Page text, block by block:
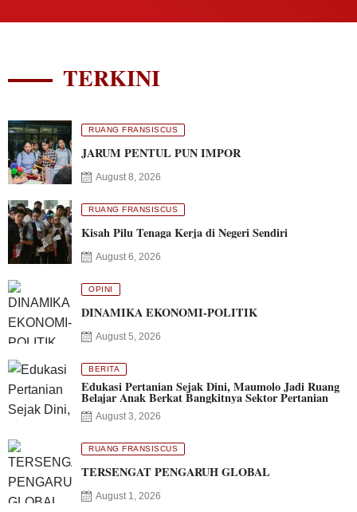
TERKINI
RUANG FRANSISCUS
JARUM PENTUL PUN IMPOR
August 8, 2026
RUANG FRANSISCUS
Kisah Pilu Tenaga Kerja di Negeri Sendiri
August 6, 2026
OPINI
DINAMIKA EKONOMI-POLITIK
August 5, 2026
BERITA
Edukasi Pertanian Sejak Dini, Maumolo Jadi Ruang
Belajar Anak Berkat Bangkitnya Sektor Pertanian
August 3, 2026
RUANG FRANSISCUS
TERSENGAT PENGARUH GLOBAL
August 1, 2026